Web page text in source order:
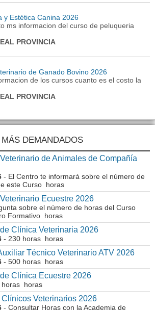
y Estética Canina 2026
ms informacion del curso de peluqueria
PROVINCIA
de Ganado Bovino 2026
de los cursos cuanto es el costo la
PROVINCIA
DEMANDADOS
de Animales de Compañía
- El Centro te informará sobre el número de
este Curso horas
Ecuestre 2026
sobre el número de horas del Curso
Formativo horas
Clínica Veterinaria 2026
- 230 horas horas
Técnico Veterinario ATV 2026
- 500 horas horas
Clínica Ecuestre 2026
horas horas
Veterinarios 2026
- Consultar Horas con la Academia de